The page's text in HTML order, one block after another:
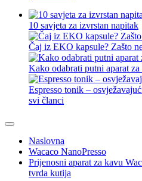
10 savjeta za izvrstan napitak
Čaj iz EKO kapsule? Zašto
Kako odabrati putni aparat za
Espresso tonik –
svi članci
Naslovna
Wacaco NanoPresso
Prijenosni aparat za kavu
tvrda kutija